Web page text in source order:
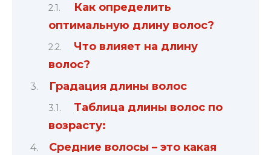
Как определить
оптимальную длину волос?
Что влияет на длину
волос?
Градация длины волос
Таблица длины волос по
возрасту:
Средние волосы – это какая